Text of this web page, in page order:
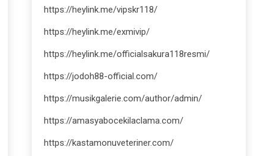
https://heylink.me/vipskr118/
https://heylink.me/exmivip/
https://heylink.me/officialsakura118resmi/
https://jodoh88-official.com/
https://musikgalerie.com/author/admin/
https://amasyabocekilaclama.com/
https://kastamonuveteriner.com/